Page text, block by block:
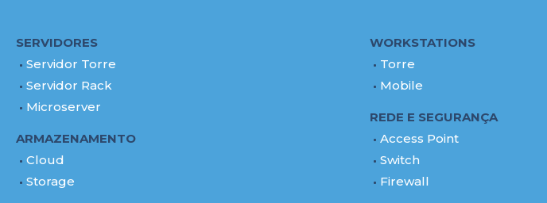
SERVIDORES
Servidor Torre
Servidor Rack
Microserver
ARMAZENAMENTO
Cloud
Storage
WORKSTATIONS
Torre
Mobile
REDE E SEGURANÇA
Access Point
Switch
Firewall